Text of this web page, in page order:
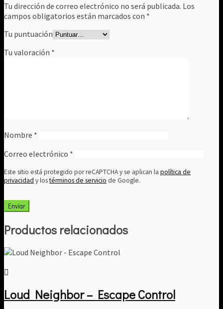
Tu dirección de correo electrónico no será publicada. Los
campos obligatorios están marcados con *
Tu puntuación
Tu valoración *
Nombre *
Correo electrónico *
Este sitio está protegido por reCAPTCHA y se aplican la política de
privacidad y lostérminos de servicio de Google.
Productos relacionados
Loud Neighbor – Escape Control